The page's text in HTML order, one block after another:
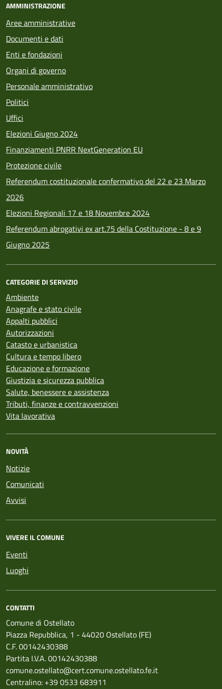
AMMINISTRAZIONE
Aree amministrative
Documenti e dati
Enti e fondazioni
Organi di governo
Personale amministrativo
Politici
Uffici
Elezioni Giugno 2024
Finanziamenti PNRR NextGeneration EU
Protezione civile
Referendum costituzionale confermativo del 22 e 23 Marzo
2026
Elezioni Regionali 17 e 18 Novembre 2024
Referendum abrogativi ex art.75 della Costituzione - 8 e 9
Giugno 2025
CATEGORIE DI SERVIZIO
Ambiente
Anagrafe e stato civile
Appalti pubblici
Autorizzazioni
Catasto e urbanistica
Cultura e tempo libero
Educazione e formazione
Giustizia e sicurezza pubblica
Salute, benessere e assistenza
Tributi, finanze e contravvenzioni
Vita lavorativa
NOVITÀ
Notizie
Comunicati
Avvisi
VIVERE IL COMUNE
Eventi
Luoghi
CONTATTI
Comune di Ostellato
Piazza Repubblica, 1 - 44020 Ostellato (FE)
C.F. 00142430388
Partita I.V.A. 00142430388
comune.ostellato@cert.comune.ostellato.fe.it
Centralino: +39 0533 683911